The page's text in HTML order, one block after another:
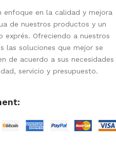
enfoque en la calidad y mejora
de nuestros productos y un
exprés. Ofreciendo a nuestros
las soluciones que mejor se
de acuerdo a sus necesidades
servicio y presupuesto.